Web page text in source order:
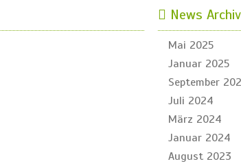
News Archiv
Mai 2025
Januar 2025
September
Juli 2024
März 2024
Januar 2024
August 2023